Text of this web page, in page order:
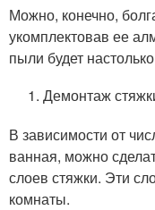
Можно, конечно,
укомплектовав ее
пыли будет
Демонтаж
В зависимости от
ванная, можно
слоев стяжки. Эти
комнаты.